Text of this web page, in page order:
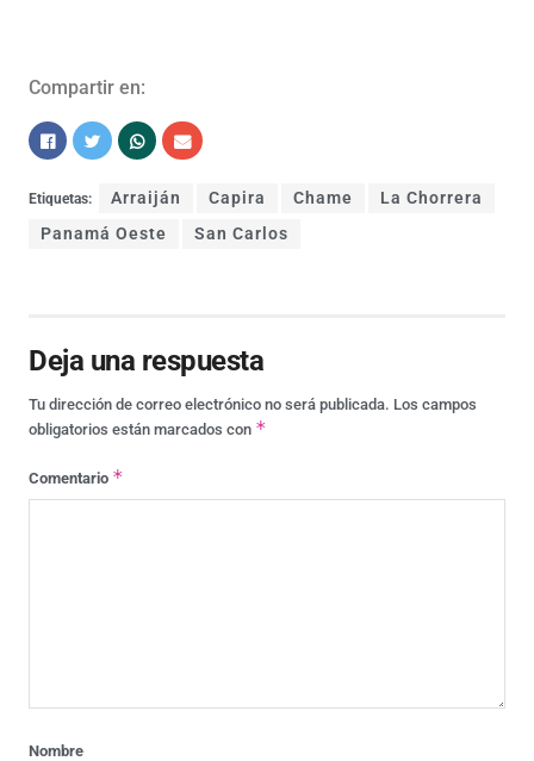
Compartir en:
Etiquetas: Arraiján Capira Chame
La Chorrera
Panamá Oeste
San Carlos
Deja una respuesta
Tu dirección de correo electrónico no será publicada. Los campos
obligatorios están marcados con *
Comentario *
Nombre